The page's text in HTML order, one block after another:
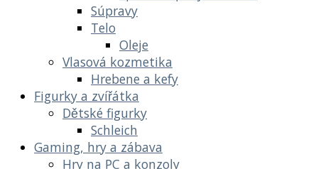
Súpravy
Telo
Oleje
Vlasová kozmetika
Hrebene a kefy
Figurky a zvířátka
Dětské figurky
Schleich
Gaming, hry a zábava
Hry na PC a konzoly